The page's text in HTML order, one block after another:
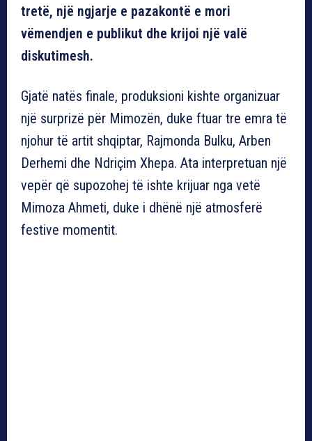
tretë, një ngjarje e pazakontë e mori
vëmendjen e publikut dhe krijoi një valë
diskutimesh.
Gjatë natës finale, produksioni kishte organizuar
një surprizë për Mimozën, duke ftuar tre emra të
njohur të artit shqiptar, Rajmonda Bulku, Arben
Derhemi dhe Ndriçim Xhepa. Ata interpretuan një
vepër që supozohej të ishte krijuar nga vetë
Mimoza Ahmeti, duke i dhënë një atmosferë
festive momentit.